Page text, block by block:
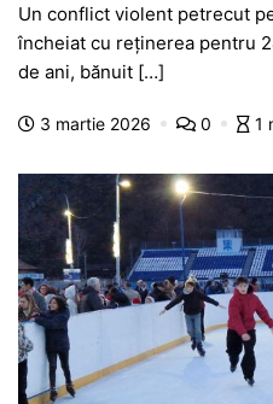
c
e
b
o
o
k
at
s
A
p
s
s
e
g
er
itt
Un conflict violent petrecut
încheiat cu reținerea pentru
de ani, bănuit […]
3 martie 2026 0 1